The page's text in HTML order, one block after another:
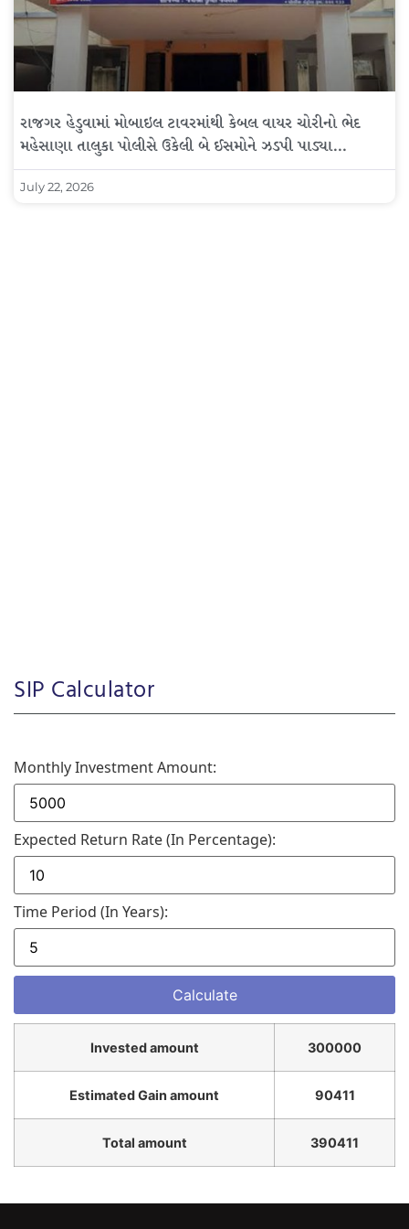
રાજગર હેડુવામાં મોબાઇલ ટાવરમાંથી કેબલ વાયર ચોરીનો ભેદ
મહેસાણા તાલુકા પોલીસે ઉકેલી બે ઈસમોને ઝડપી પાડ્યા…
July 22, 2026
SIP Calculator
Monthly Investment Amount:
Expected Return Rate (in Percentage):
Time Period (in Years):
Invested amount 300000
Estimated Gain amount 90411
Total amount 390411